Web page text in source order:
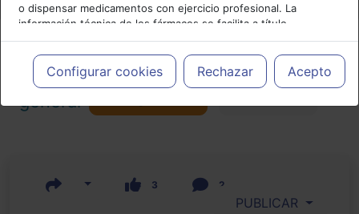
o dispensar medicamentos con ejercicio profesional. La
información técnica de los fármacos se facilita a título
meramente informativo, siendo responsabilidad de los
profesionales facultados prescribir medicamentos y decidir, en
cada caso concreto, el tratamiento más adecuado a las
necesidades del paciente.
Configurar cookies Rechazar Acepto
Actualidad y Artículos|Psiquiatría
general
3 2
PUBLICAR